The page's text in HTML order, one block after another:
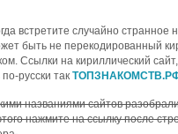
встретите случайно странное
быть не перекодированный
Ссылки на кириллический
русски так
названиями сайтов
нажмите на ссылку после